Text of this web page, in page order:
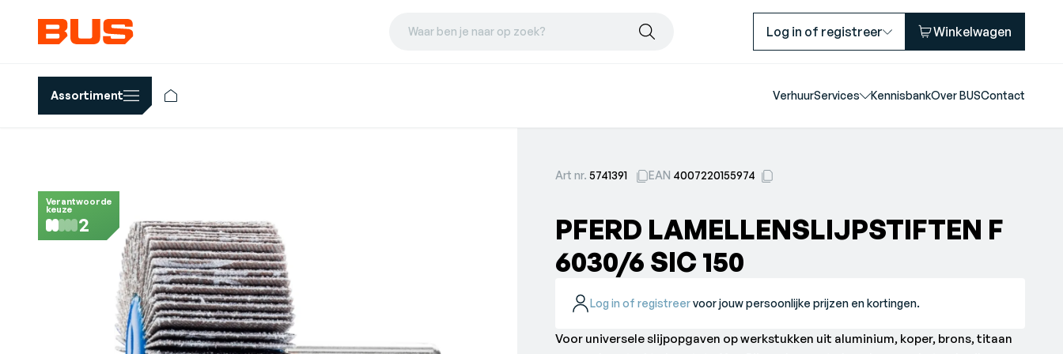
Waar ben je naar op zoek? Log in of registreer Winkelwagen
Assortiment VerhuurServices KennisbankOver BUSContact
Verantwoorde
keuze
2
Art nr.5741391 EAN 4007220155974
PFERD LAMELLENSLIJPSTIFTEN F
6030/6 SIC 150
Log in of registreervoor jouw persoonlijke prijzen en kortingen.
Voor universele slijpopgaven op werkstukken uit aluminium, koper, brons, titaan